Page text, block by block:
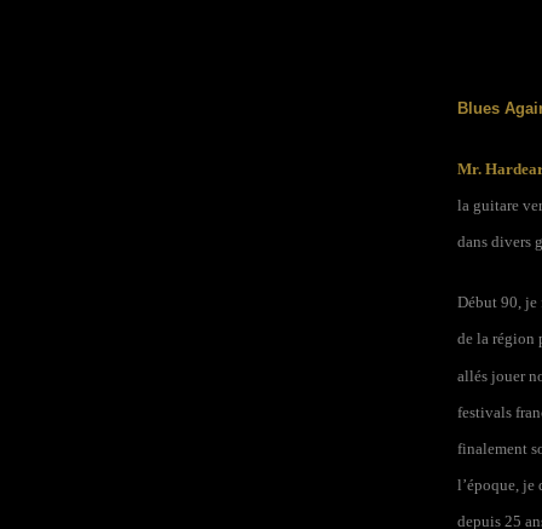
Blues
Mr.
la guitare
dans divers
Début 90, je
de la région
allés jouer
festivals
finalement
l’époque, je
depuis 25